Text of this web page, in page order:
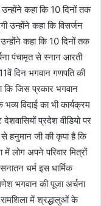
कहा कि 10 दिनों तक
उन्होंने कहा कि विसर्जन
उन्होंने कहा कि 10 दिनों तक
पंचामृत से स्नान आरती
दिन भगवान गणपति की
कि जिस प्रकार भगवान
विदाई का भी कार्यक्रम
प्रदेश वीडियो पर
हनुमान जी की कृपा है कि
लोग अपने परिवार मित्रों
धर्म इस धार्मिक
भगवान की पूजा अर्चना
में श्रद्धालुओं के